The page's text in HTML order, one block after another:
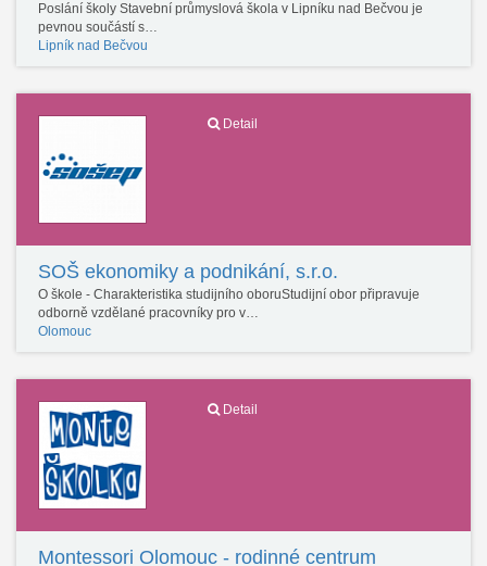
Poslání školy Stavební průmyslová škola v Lipníku nad Bečvou je
pevnou součástí s…
Lipník nad Bečvou
Detail
SOŠ ekonomiky a podnikání, s.r.o.
O škole - Charakteristika studijního oboruStudijní obor připravuje
odborně vzdělané pracovníky pro v…
Olomouc
Detail
Montessori Olomouc - rodinné centrum